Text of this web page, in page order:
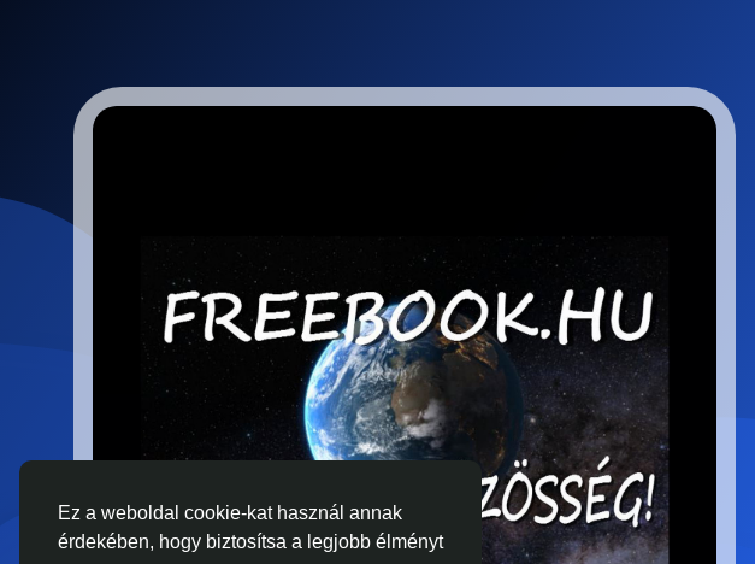
Ez a weboldal cookie-kat használ annak
érdekében, hogy biztosítsa a legjobb élményt